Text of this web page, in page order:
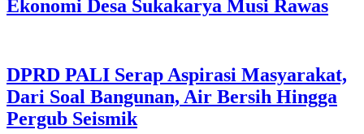
Ekonomi Desa Sukakarya Musi Rawas
DPRD PALI Serap Aspirasi Masyarakat,
Dari Soal Bangunan, Air Bersih Hingga
Pergub Seismik